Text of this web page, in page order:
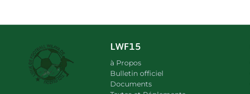
LWF15
à Propos
Bulletin officiel
Documents